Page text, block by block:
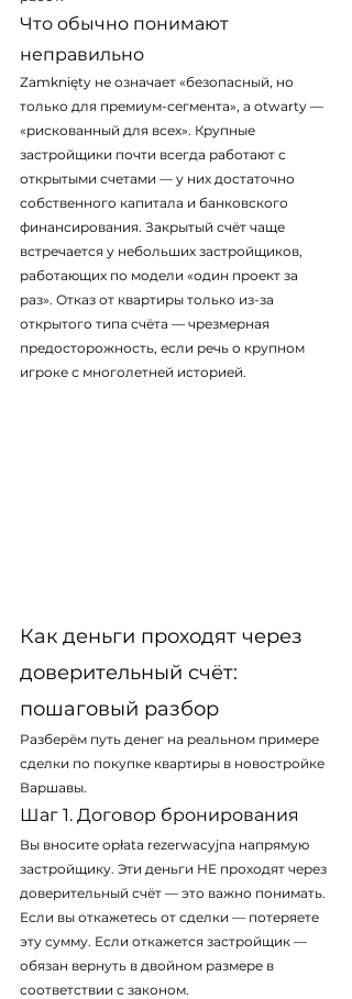
Что обычно понимают
неправильно
Zamknięty не означает «безопасный, но
только для премиум-сегмента», а otwarty —
«рискованный для всех». Крупные
застройщики почти всегда работают с
открытыми счетами — у них достаточно
собственного капитала и банковского
финансирования. Закрытый счёт чаще
встречается у небольших застройщиков,
работающих по модели «один проект за
раз». Отказ от квартиры только из-за
открытого типа счёта — чрезмерная
предосторожность, если речь о крупном
игроке с многолетней историей.
Как деньги проходят через
доверительный счёт:
пошаговый разбор
Разберём путь денег на реальном примере
сделки по покупке квартиры в новостройке
Варшавы.
Шаг 1. Договор бронирования
Вы вносите opłata rezerwacyjna напрямую
застройщику. Эти деньги НЕ проходят через
доверительный счёт — это важно понимать.
Если вы откажетесь от сделки — потеряете
эту сумму. Если откажется застройщик —
обязан вернуть в двойном размере в
соответствии с законом.